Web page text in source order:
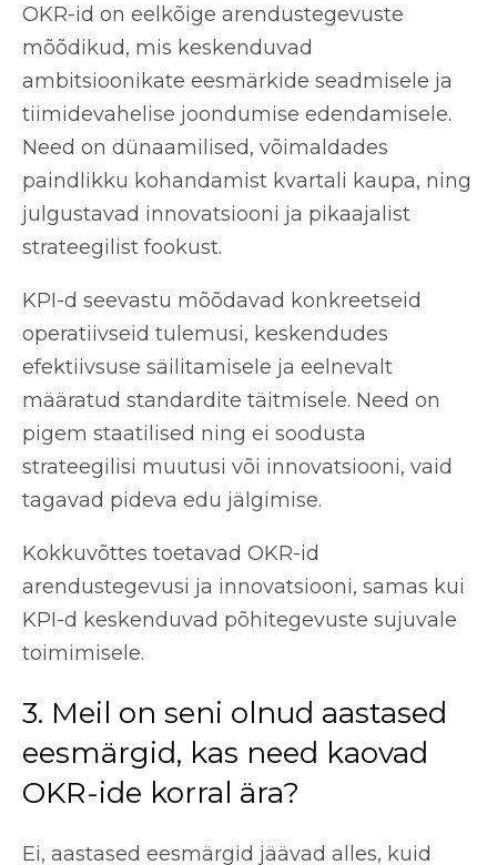
OKR-id on eelkõige arendustegevuste
mõõdikud, mis keskenduvad
ambitsioonikate eesmärkide seadmisele ja
tiimidevahelise joondumise edendamisele.
Need on dünaamilised, võimaldades
paindlikku kohandamist kvartali kaupa, ning
julgustavad innovatsiooni ja pikaajalist
strateegilist fookust.
KPI-d seevastu mõõdavad konkreetseid
operatiivseid tulemusi, keskendudes
efektiivsuse säilitamisele ja eelnevalt
määratud standardite täitmisele. Need on
pigem staatilised ning ei soodusta
strateegilisi muutusi või innovatsiooni, vaid
tagavad pideva edu jälgimise.
Kokkuvõttes toetavad OKR-id
arendustegevusi ja innovatsiooni, samas kui
KPI-d keskenduvad põhitegevuste sujuvale
toimimisele.
3. Meil on seni olnud aastased
eesmärgid, kas need kaovad
OKR-ide korral ära?
Ei, aastased eesmärgid jäävad alles, kuid